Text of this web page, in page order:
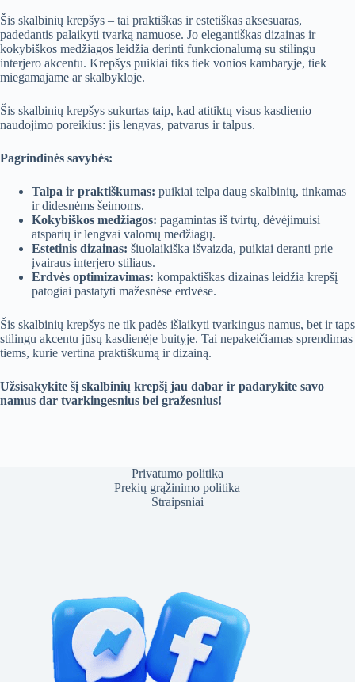
Šis skalbinių krepšys – tai praktiškas ir estetiškas aksesuaras,
padedantis palaikyti tvarką namuose. Jo elegantiškas dizainas ir
kokybiškos medžiagos leidžia derinti funkcionalumą su stilingu
interjero akcentu. Krepšys puikiai tiks tiek vonios kambaryje, tiek
miegamajame ar skalbykloje.
Šis skalbinių krepšys sukurtas taip, kad atitiktų visus kasdienio
naudojimo poreikius: jis lengvas, patvarus ir talpus.
Pagrindinės savybės:
Talpa ir praktiškumas: puikiai telpa daug skalbinių, tinkamas
ir didesnėms šeimoms.
Kokybiškos medžiagos: pagamintas iš tvirtų, dėvėjimuisi
atsparių ir lengvai valomų medžiagų.
Estetinis dizainas: šiuolaikiška išvaizda, puikiai deranti prie
įvairaus interjero stiliaus.
Erdvės optimizavimas: kompaktiškas dizainas leidžia krepšį
patogiai pastatyti mažesnėse erdvėse.
Šis skalbinių krepšys ne tik padės išlaikyti tvarkingus namus, bet ir taps
stilingu akcentu jūsų kasdienėje buityje. Tai nepakeičiamas sprendimas
tiems, kurie vertina praktiškumą ir dizainą.
Užsisakykite šį skalbinių krepšį jau dabar ir padarykite savo
namus dar tvarkingesnius bei gražesnius!
Privatumo politika
Prekių grąžinimo politika
Straipsniai